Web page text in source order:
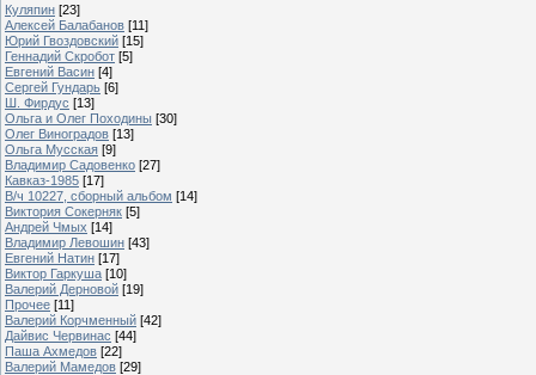
Куляпин [23]
Алексей Балабанов [11]
Юрий Гвоздовский [15]
Геннадий Скробот [5]
Евгений Васин [4]
Сергей Гундарь [6]
Ш. Фирдус [13]
Ольга и Олег Походины [30]
Олег Виноградов [13]
Ольга Мусская [9]
Владимир Садовенко [27]
Кавказ-1985 [17]
В/ч 10227, сборный альбом [14]
Виктория Сокерняк [5]
Андрей Чмых [14]
Владимир Левошин [43]
Евгений Натин [17]
Виктор Гаркуша [10]
Валерий Дерновой [19]
Прочее [11]
Валерий Корчменный [42]
Дайвис Червинас [44]
Паша Ахмедов [22]
Валерий Мамедов [29]